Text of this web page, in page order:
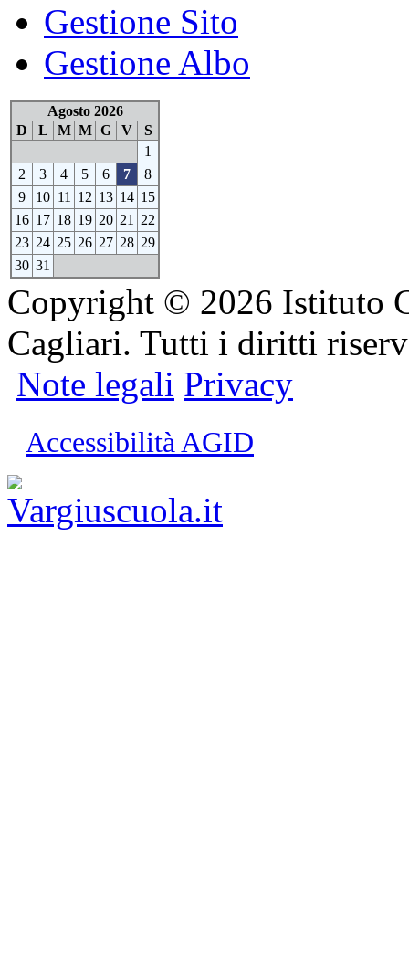
Gestione Sito
Gestione Albo
Agosto 2026
D
L M M G V
S
1
2
3 4 5 6 7
8
9
10 11 12 13 14 15
16 17 18 19 20 21
22
23 24 25 26 27 28 29
30 31
Copyright © 2026 Istituto
Cagliari. Tutti i diritti
Note legali Privacy
Accessibilità AGID